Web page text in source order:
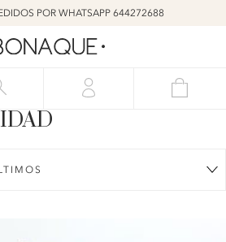
POR WHATSAPP 644272688